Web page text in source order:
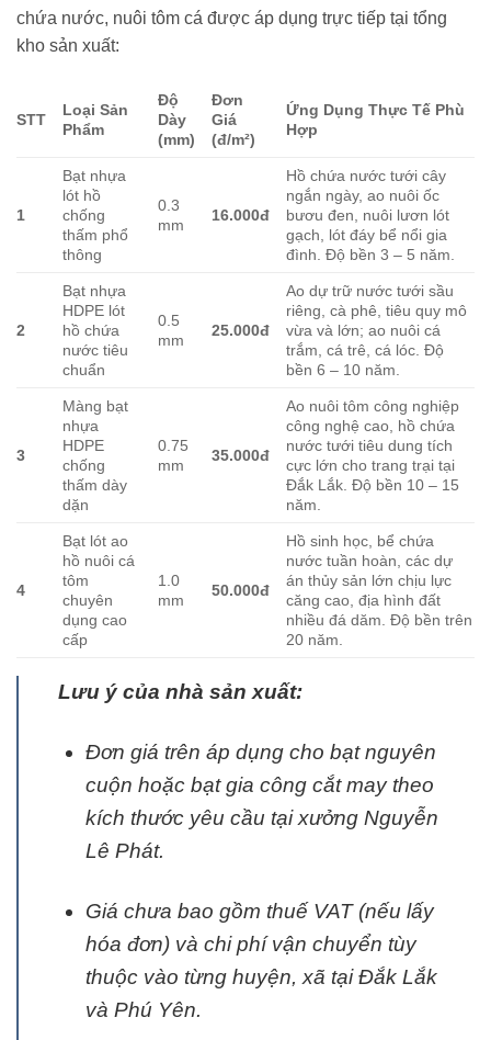
chứa nước, nuôi tôm cá được áp dụng trực tiếp tại tổng
kho sản xuất:
STT
Loại Sản
Phẩm
Độ
Dày
(mm)
Đơn
Giá
(đ/m²)
Ứng Dụng Thực Tế Phù
Hợp
1
Bạt nhựa
lót hồ
chống
thấm phổ
thông
0.3
mm
16.000đ
Hồ chứa nước tưới cây
ngắn ngày, ao nuôi ốc
bươu đen, nuôi lươn lót
gạch, lót đáy bể nổi gia
đình. Độ bền 3 – 5 năm.
2
Bạt nhựa
HDPE lót
hồ chứa
nước tiêu
chuẩn
0.5
mm
25.000đ
Ao dự trữ nước tưới sầu
riêng, cà phê, tiêu quy mô
vừa và lớn; ao nuôi cá
trắm, cá trê, cá lóc. Độ
bền 6 – 10 năm.
3
Màng bạt
nhựa
HDPE
chống
thấm dày
dặn
0.75
mm
35.000đ
Ao nuôi tôm công nghiệp
công nghệ cao, hồ chứa
nước tưới tiêu dung tích
cực lớn cho trang trại tại
Đắk Lắk. Độ bền 10 – 15
năm.
4
Bạt lót ao
hồ nuôi cá
tôm
chuyên
dụng cao
cấp
1.0
mm
50.000đ
Hồ sinh học, bể chứa
nước tuần hoàn, các dự
án thủy sản lớn chịu lực
căng cao, địa hình đất
nhiều đá dăm. Độ bền trên
20 năm.
Lưu ý của nhà sản xuất:
Đơn giá trên áp dụng cho bạt nguyên
cuộn hoặc bạt gia công cắt may theo
kích thước yêu cầu tại xưởng Nguyễn
Lê Phát.
Giá chưa bao gồm thuế VAT (nếu lấy
hóa đơn) và chi phí vận chuyển tùy
thuộc vào từng huyện, xã tại Đắk Lắk
và Phú Yên.